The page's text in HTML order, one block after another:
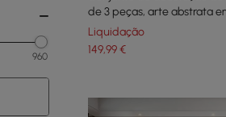
960
de 3 peças, arte abstrata
em ouro e preto
Liquidação
149,99€